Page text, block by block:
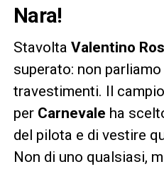
Nara!
Stavolta Valentino
superato: non
travestimenti. Il
per Carnevale ha
del pilota e di vestire
Non di uno qualsiasi,